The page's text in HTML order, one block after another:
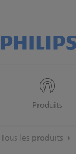
Produits
Tous les produits